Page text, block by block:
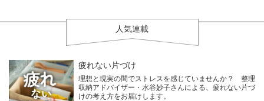
人気連載
疲れない片づけ
理想と現実の間でストレスを感じていませんか？ 整理
収納アドバイザー・水谷妙子さんによる、疲れない片づ
けの考え方をお届けします。